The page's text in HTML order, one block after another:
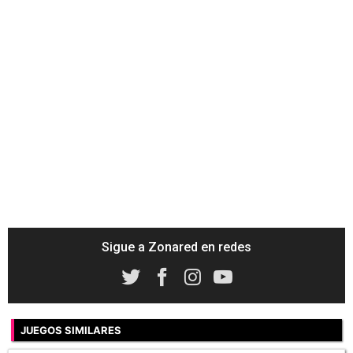
Sigue a Zonared en redes
JUEGOS SIMILARES